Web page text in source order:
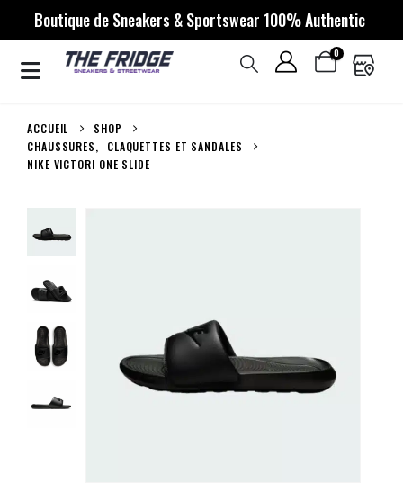
Boutique de Sneakers & Sportswear 100% Authentic
0
ACCUEIL
SHOP
CHAUSSURES,
CLAQUETTES ET SANDALES
NIKE VICTORI ONE SLIDE